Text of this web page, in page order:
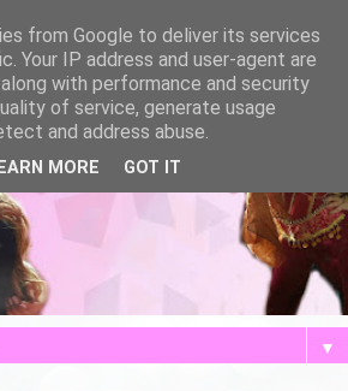
▼
from Google to deliver its services
Your IP address and user-agent are
with performance and security
of service, generate usage
and address abuse.
MORE GOT IT